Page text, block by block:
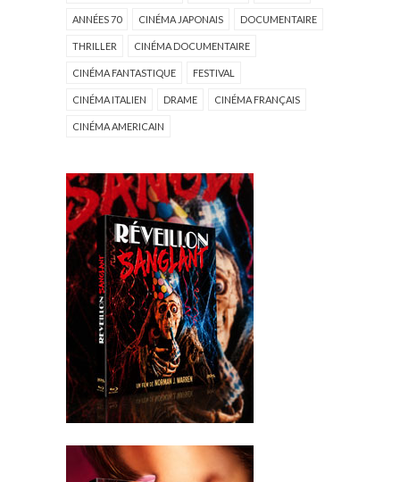
ANNÉES 70 CINÉMA JAPONAIS DOCUMENTAIRE
THRILLER CINÉMA DOCUMENTAIRE
CINÉMA FANTASTIQUE FESTIVAL
CINÉMA ITALIEN DRAME CINÉMA FRANÇAIS
CINÉMA AMERICAIN